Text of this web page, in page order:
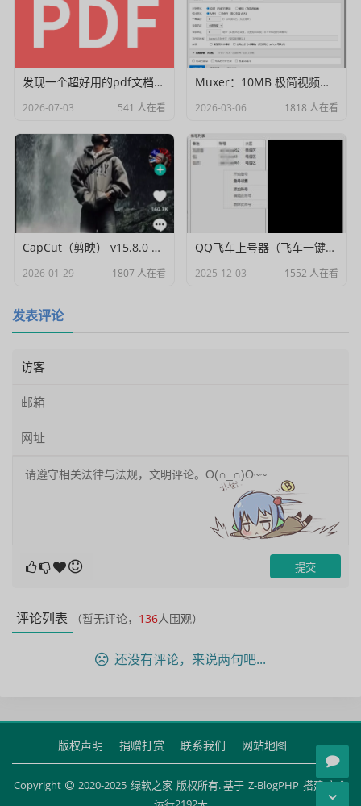
发现一个超好用的pdf文档编辑器
2026-07-03 541 人在看
Muxer：10MB 极简视频字幕批量封装工具 (单文件/绿色版)
2026-03-06 1818 人在看
CapCut（剪映） v15.8.0 国际高级会员解锁破解版
2026-01-29 1807 人在看
QQ飞车上号器（飞车一键登号器）V1.0
2025-12-03 1552 人在看
发表评论
评论列表 （暂无评论， 136人围观）
还没有评论，来说两句吧...
版权声明 捐赠打赏 联系我们 网站地图
Copyright 2020-2025 绿软之家 版权所有. 基于 Z-BlogPHP 搭建 安全